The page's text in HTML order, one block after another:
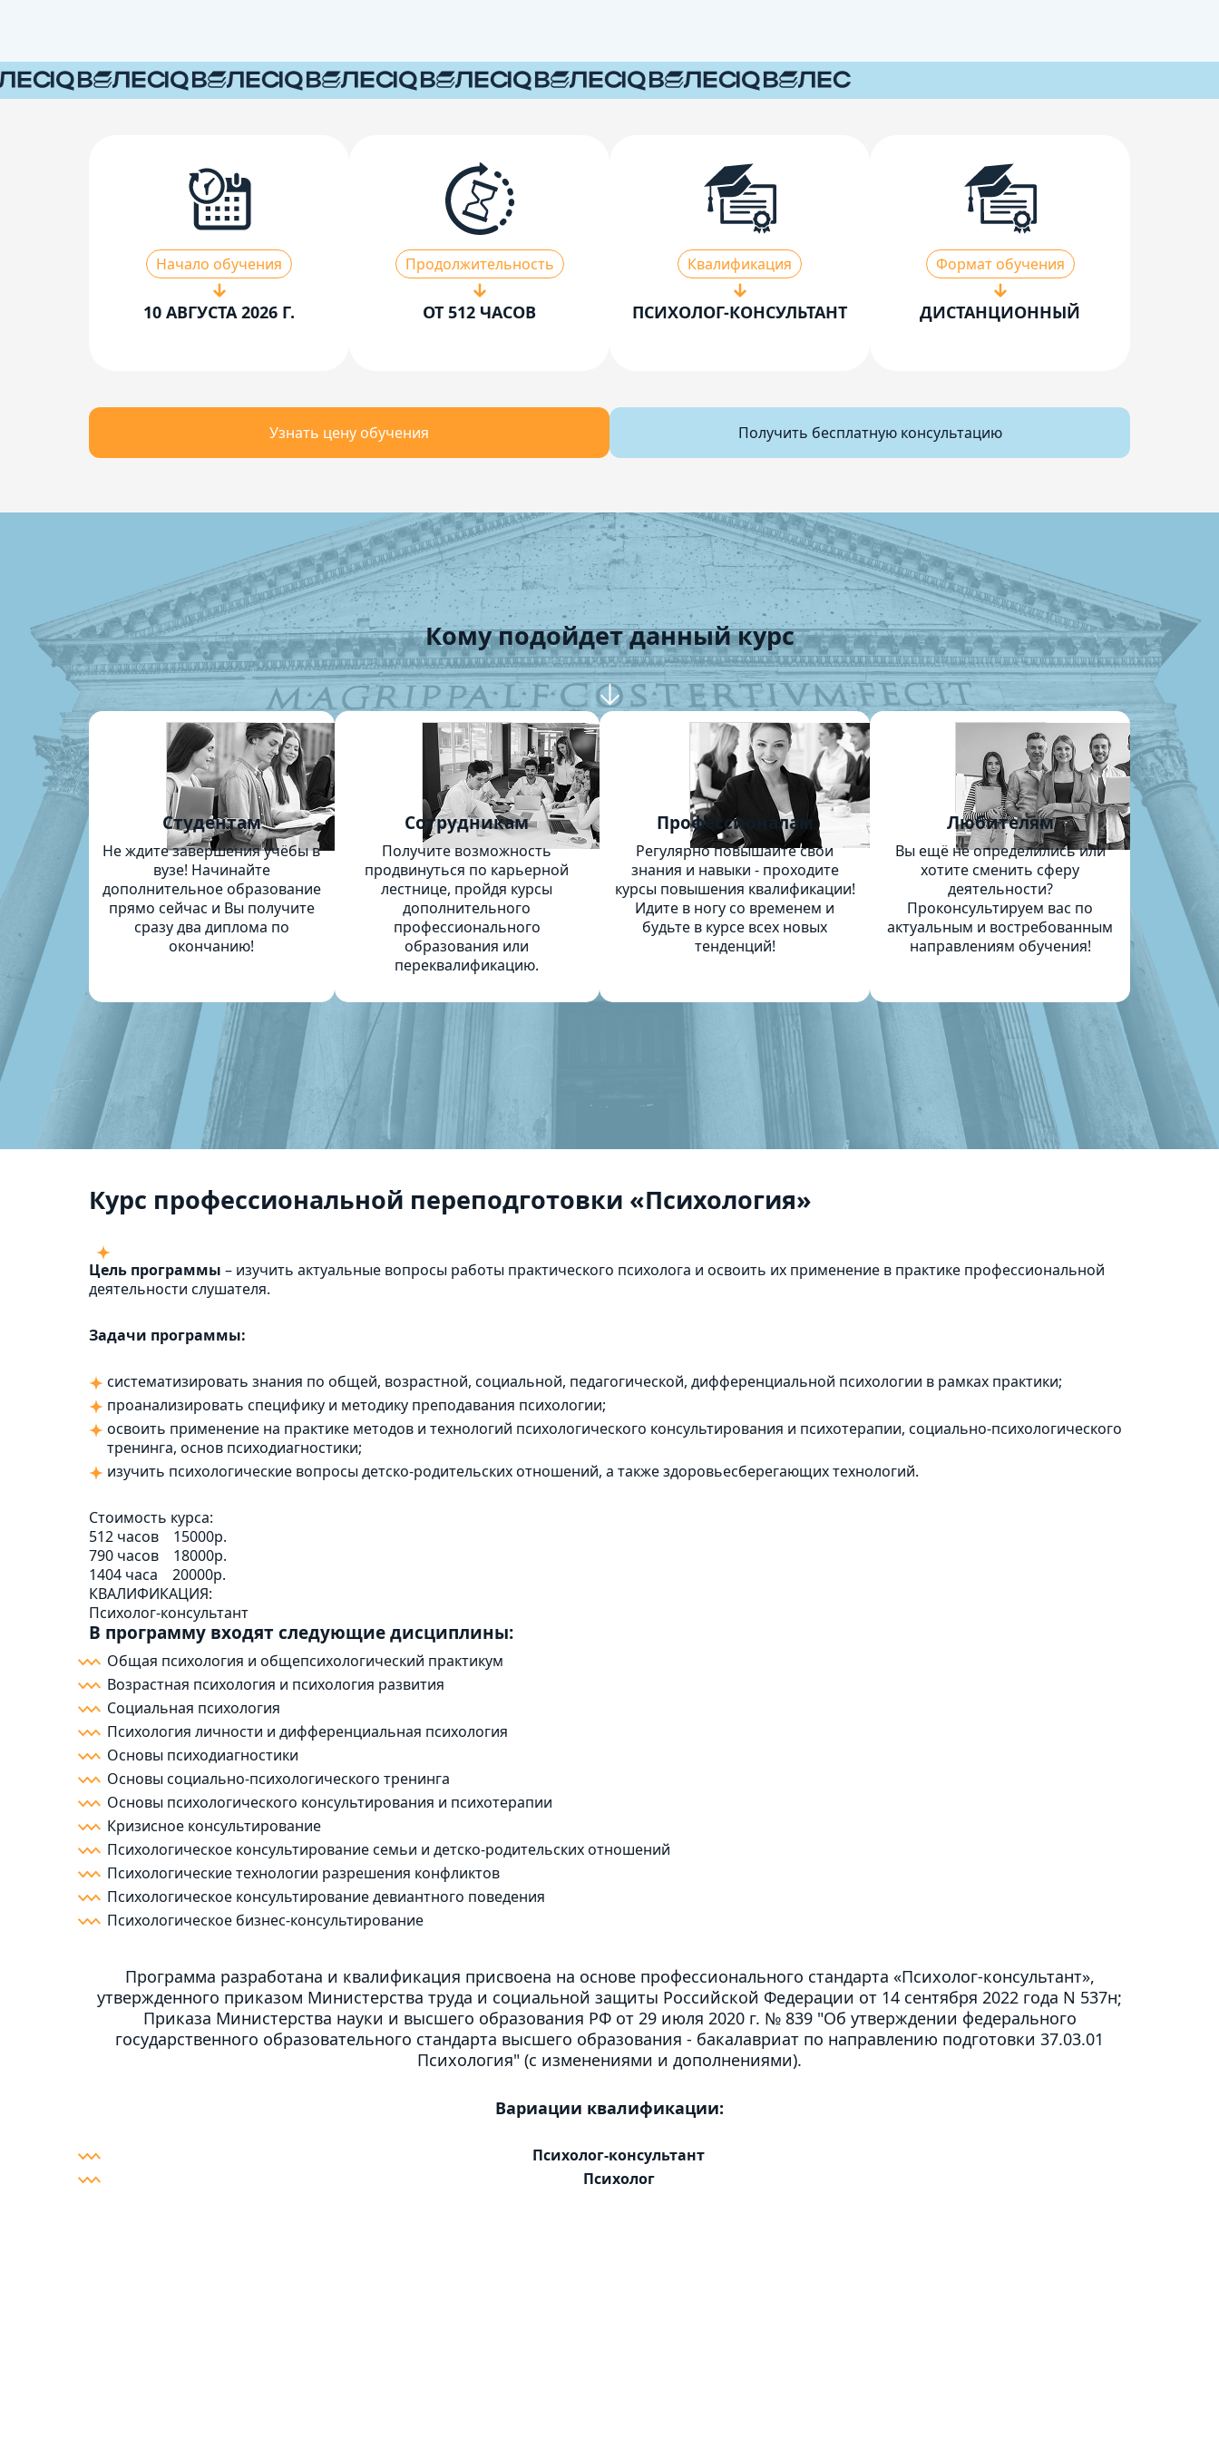
Начало обучения
10 АВГУСТА 2026 Г.
Продолжительность
ОТ 512 ЧАСОВ
Квалификация
ПСИХОЛОГ-КОНСУЛЬТАНТ
Формат обучения
ДИСТАНЦИОННЫЙ
Узнать цену обучения Получить бесплатную консультацию
Кому подойдет данный курс
Студентам
Не ждите завершения учёбы в
вузе! Начинайте
дополнительное образование
прямо сейчас и Вы получите
сразу два диплома по
окончанию!
Сотрудникам
Получите возможность
продвинуться по карьерной
лестнице, пройдя курсы
дополнительного
профессионального
образования или
переквалификацию.
Профессионалам
Регулярно повышайте свои
знания и навыки - проходите
курсы повышения квалификации!
Идите в ногу со временем и
будьте в курсе всех новых
тенденций!
Любителям
Вы ещё не определились или
хотите сменить сферу
деятельности?
Проконсультируем вас по
актуальным и востребованным
направлениям обучения!
Курс профессиональной переподготовки «Психология»
Цель программы – изучить актуальные вопросы работы практического психолога и освоить их применение в практике профессиональной
деятельности слушателя.
Задачи программы:
систематизировать знания по общей, возрастной, социальной, педагогической, дифференциальной психологии в рамках практики;
проанализировать специфику и методику преподавания психологии;
освоить применение на практике методов и технологий психологического консультирования и психотерапии, социально-психологического
тренинга, основ психодиагностики;
изучить психологические вопросы детско-родительских отношений, а также здоровьесберегающих технологий.
Стоимость курса:
512 часов
15000р.
790 часов
18000р.
1404 часа
20000р.
КВАЛИФИКАЦИЯ:
Психолог-консультант
В программу входят следующие дисциплины:
Общая психология и общепсихологический практикум
Возрастная психология и психология развития
Социальная психология
Психология личности и дифференциальная психология
Основы психодиагностики
Основы социально-психологического тренинга
Основы психологического консультирования и психотерапии
Кризисное консультирование
Психологическое консультирование семьи и детско-родительских отношений
Психологические технологии разрешения конфликтов
Психологическое консультирование девиантного поведения
Психологическое бизнес-консультирование
Программа разработана и квалификация присвоена на основе профессионального стандарта «Психолог-консультант»,
утвержденного приказом Министерства труда и социальной защиты Российской Федерации от 14 сентября 2022 года N 537н;
Приказа Министерства науки и высшего образования РФ от 29 июля 2020 г. № 839 "Об утверждении федерального
государственного образовательного стандарта высшего образования - бакалавриат по направлению подготовки 37.03.01
Психология" (с изменениями и дополнениями).
Вариации квалификации:
Психолог-консультант
Психолог